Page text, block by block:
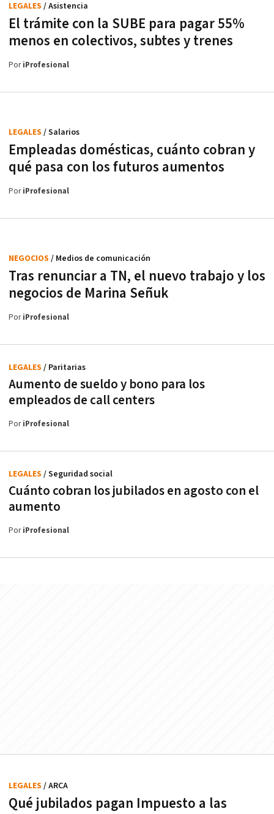
El trámite con la SUBE para pagar 55%
menos en colectivos, subtes y trenes
LEGALES / Asistencia
PoriProfesional
Empleadas domésticas, cuánto cobran y
qué pasa con los futuros aumentos
LEGALES / Salarios
PoriProfesional
Tras renunciar a TN, el nuevo trabajo y los
negocios de Marina Señuk
NEGOCIOS / Medios de comunicación
PoriProfesional
Aumento de sueldo y bono para los
empleados de call centers
LEGALES / Paritarias
PoriProfesional
Cuánto cobran los jubilados en agosto con el
aumento
LEGALES / Seguridad social
PoriProfesional
Qué jubilados pagan Impuesto a las
LEGALES / ARCA